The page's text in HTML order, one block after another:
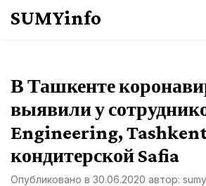
SUMYinfo
В Ташкенте
выявили у
Engineering,
кондитерской Safia
Опубликовано в 30.06.2020 автор: